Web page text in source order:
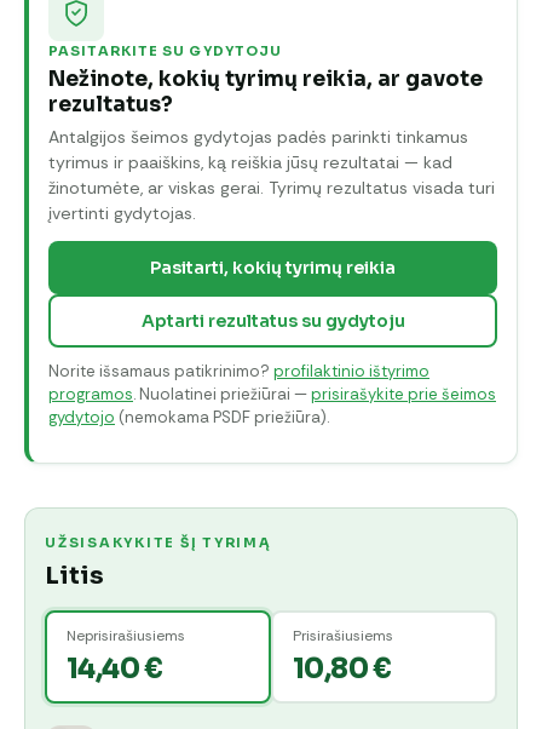
PASITARKITE SU GYDYTOJU
Nežinote, kokių tyrimų reikia, ar gavote
rezultatus?
Antalgijos šeimos gydytojas padės parinkti tinkamus
tyrimus ir paaiškins, ką reiškia jūsų rezultatai — kad
žinotumėte, ar viskas gerai. Tyrimų rezultatus visada turi
įvertinti gydytojas.
Pasitarti, kokių tyrimų reikia
Aptarti rezultatus su gydytoju
Norite išsamaus patikrinimo? profilaktinio ištyrimo
programos. Nuolatinei priežiūrai —prisirašykite prie šeimos
gydytojo (nemokama PSDF priežiūra).
UŽSISAKYKITE ŠĮ TYRIMĄ
Litis
Neprisirašiusiems
14,40 €
Prisirašiusiems
10,80 €